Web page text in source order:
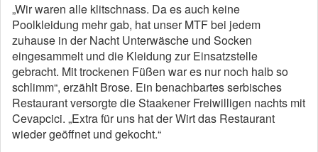
„Wir waren alle klitschnass. Da es auch keine
Poolkleidung mehr gab, hat unser MTF bei jedem
zuhause in der Nacht Unterwäsche und Socken
eingesammelt und die Kleidung zur Einsatzstelle
gebracht. Mit trockenen Füßen war es nur noch halb so
schlimm“, erzählt Brose. Ein benachbartes serbisches
Restaurant versorgte die Staakener Freiwilligen nachts mit
Cevapcici. „Extra für uns hat der Wirt das Restaurant
wieder geöffnet und gekocht.“